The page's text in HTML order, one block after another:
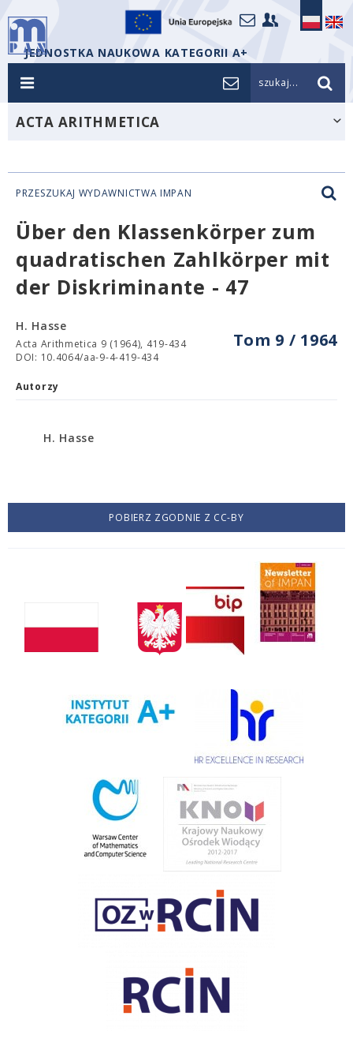
JEDNOSTKA NAUKOWA KATEGORII A+
szukaj...
ACTA ARITHMETICA
PRZESZUKAJ WYDAWNICTWA IMPAN
Über den Klassenkörper zum
quadratischen Zahlkörper mit
der Diskriminante - 47
Tom 9 / 1964
H. Hasse
Acta Arithmetica 9 (1964), 419-434
DOI: 10.4064/aa-9-4-419-434
Autorzy
H. Hasse
POBIERZ ZGODNIE Z CC-BY